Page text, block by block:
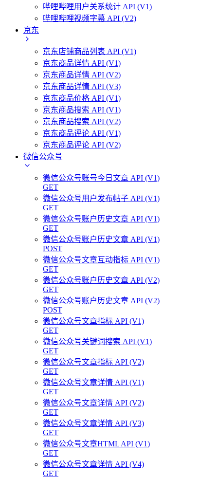
哔哩哔哩用户关系统计 API (V1)
哔哩哔哩视频字幕 API (V2)
京东
京东店铺商品列表 API (V1)
京东商品详情 API (V1)
京东商品详情 API (V2)
京东商品详情 API (V3)
京东商品价格 API (V1)
京东商品搜索 API (V1)
京东商品搜索 API (V2)
京东商品评论 API (V1)
京东商品评论 API (V2)
微信公众号
微信公众号账号今日文章 API (V1)
GET
微信公众号用户发布帖子 API (V1)
GET
微信公众号账户历史文章 API (V1)
GET
微信公众号账户历史文章 API (V1)
POST
微信公众号文章互动指标 API (V1)
GET
微信公众号账户历史文章 API (V2)
GET
微信公众号账户历史文章 API (V2)
POST
微信公众号文章指标 API (V1)
GET
微信公众号关键词搜索 API (V1)
GET
微信公众号文章指标 API (V2)
GET
微信公众号文章详情 API (V1)
GET
微信公众号文章详情 API (V2)
GET
微信公众号文章详情 API (V3)
GET
微信公众号文章HTML API (V1)
GET
微信公众号文章详情 API (V4)
GET